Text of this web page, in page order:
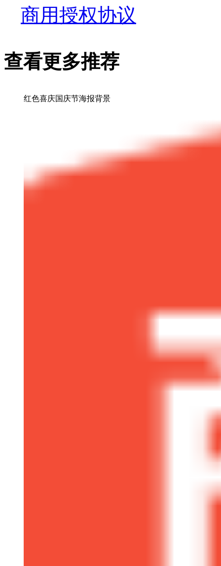
商用授权协议
查看更多推荐
红色喜庆国庆节海报背景